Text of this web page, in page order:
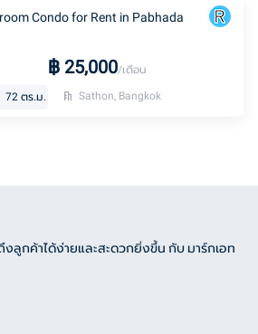
Condo for Rent in Pabhada
฿ 25,000/เดือน
72 ตร.ม. Sathon, Bangkok
งลูกค้าได้ง่ายและสะดวกยิ่งขึ้น กับ มาร์กเอท